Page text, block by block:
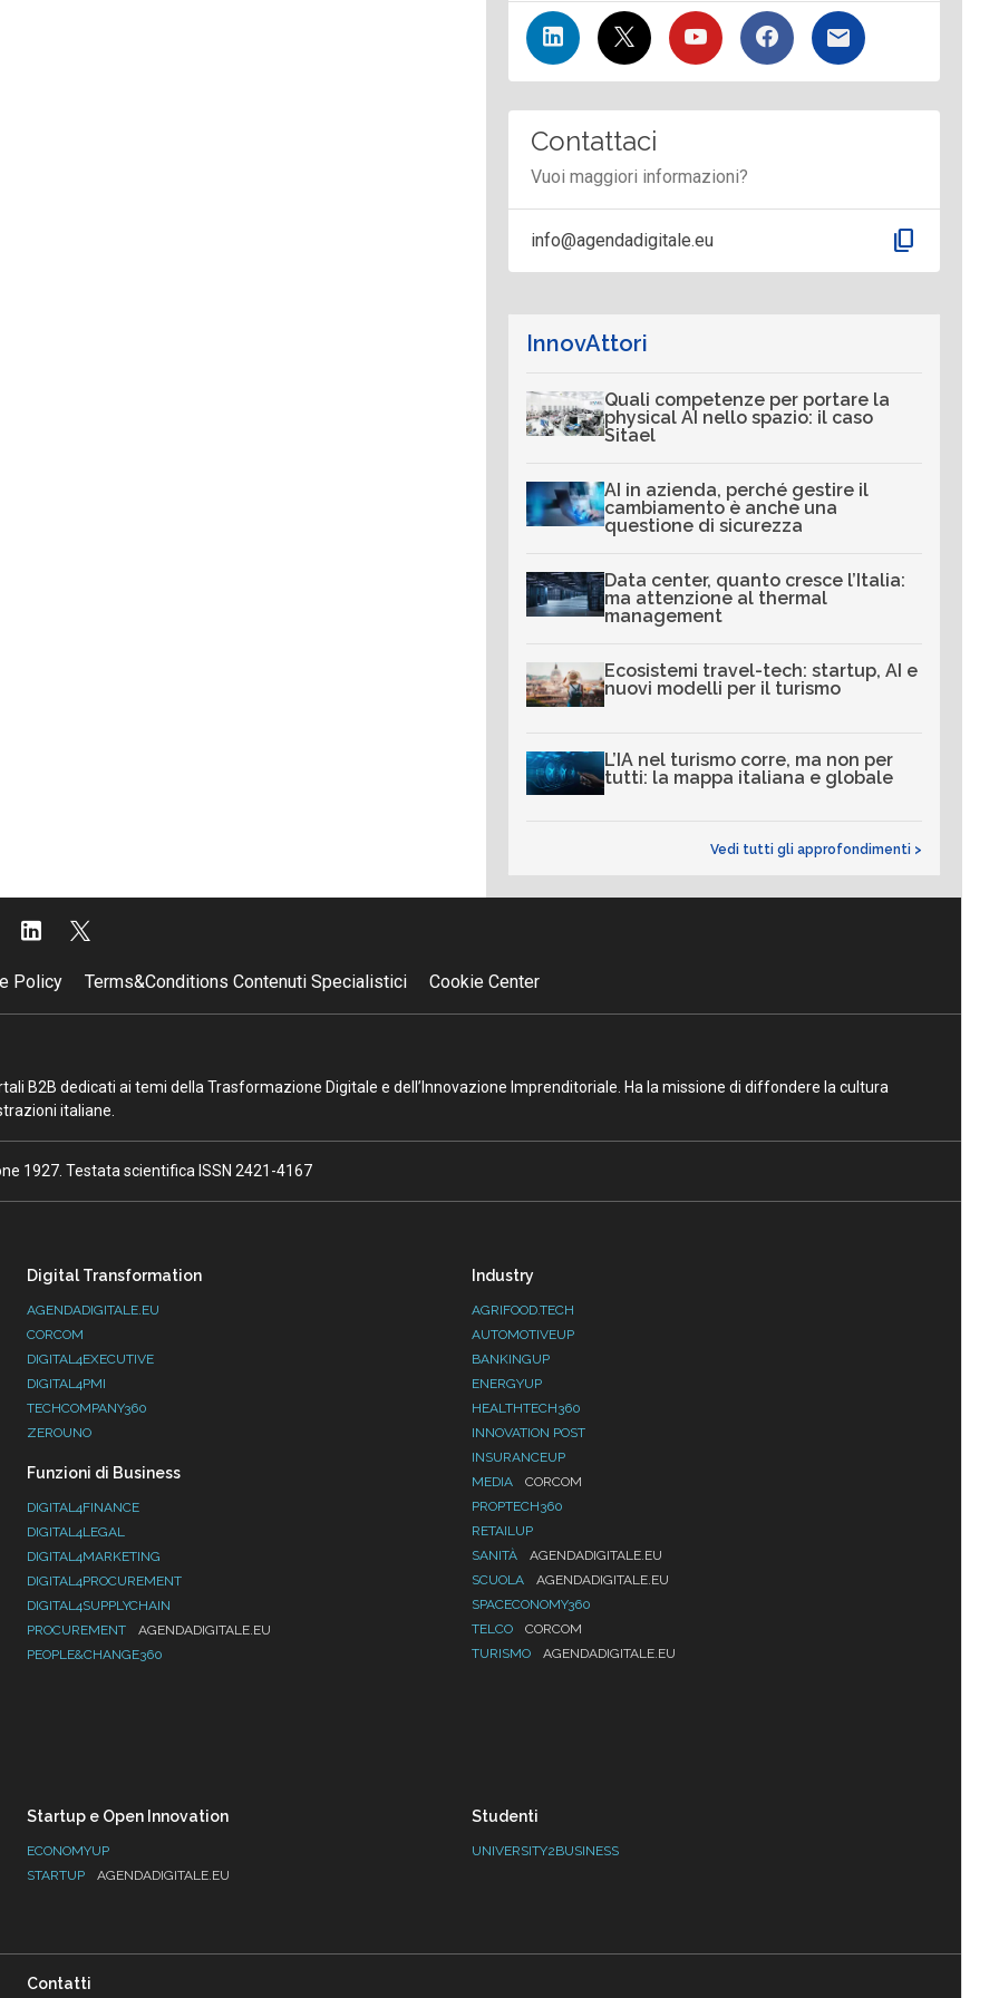
Contattaci
Vuoi maggiori informazioni?
info@agendadigitale.eu content_copy
InnovAttori
Quali competenze per portare la
physical AI nello spazio: il caso
Sitael
AI in azienda, perché gestire il
cambiamento è anche una
questione di sicurezza
Data center, quanto cresce l’Italia:
ma attenzione al thermal
management
Ecosistemi travel-tech: startup, AI e
nuovi modelli per il turismo
L’IA nel turismo corre, ma non per
tutti: la mappa italiana e globale
Vedi tutti gli approfondimenti >
Policy Terms&Conditions Contenuti Specialistici Cookie Center
B2B dedicati ai temi della Trasformazione Digitale e dell’Innovazione Imprenditoriale. Ha la missione di diffondere la cultura
italiane.
1927. Testata scientifica ISSN 2421-4167
Digital Transformation
AGENDADIGITALE.EU
CORCOM
DIGITAL4EXECUTIVE
DIGITAL4PMI
TECHCOMPANY360
ZEROUNO
Funzioni di Business
DIGITAL4FINANCE
DIGITAL4LEGAL
DIGITAL4MARKETING
DIGITAL4PROCUREMENT
DIGITAL4SUPPLYCHAIN
PROCUREMENT
AGENDADIGITALE.EU
PEOPLE&CHANGE360
Industry
AGRIFOOD.TECH
AUTOMOTIVEUP
BANKINGUP
ENERGYUP
HEALTHTECH360
INNOVATION POST
INSURANCEUP
MEDIA
CORCOM
PROPTECH360
RETAILUP
SANITÀ
AGENDADIGITALE.EU
SCUOLA
AGENDADIGITALE.EU
SPACECONOMY360
TELCO
CORCOM
TURISMO
AGENDADIGITALE.EU
Startup e Open Innovation
ECONOMYUP
STARTUP
AGENDADIGITALE.EU
Studenti
UNIVERSITY2BUSINESS
Contatti